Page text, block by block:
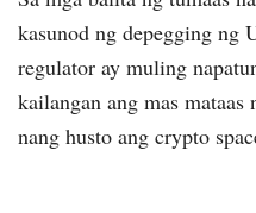
kasunod ng depegging ng
regulator ay muling
kailangan ang mas
nang husto ang crypto